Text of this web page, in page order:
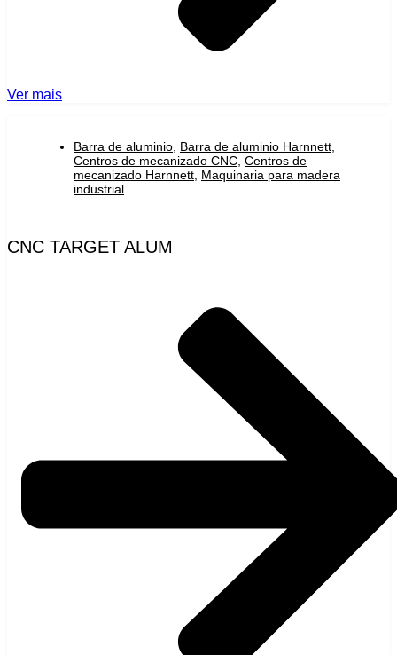
Ver mais
Barra de aluminio, Barra de aluminio Harnnett,
Centros de mecanizado CNC, Centros de
mecanizado Harnnett, Maquinaria para madera
industrial
CNC TARGET ALUM